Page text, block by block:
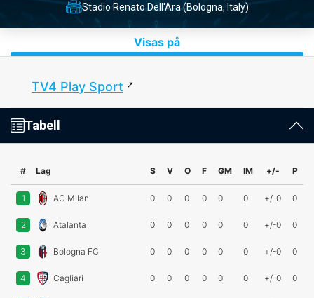
Stadio Renato Dell'Ara (Bologna, Italy)
Visas på
TV4 Play Sport
Tabell
# Lag S V O F GM IM +/- P
1 AC Milan 0 0 0 0 0 0 +/-0 0
2 Atalanta 0 0 0 0 0 0 +/-0 0
3 Bologna FC 0 0 0 0 0 0 +/-0 0
4 Cagliari 0 0 0 0 0 0 +/-0 0